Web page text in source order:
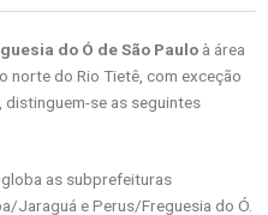
do Ó de São Paulo à área
norte do Rio Tietê, com exceção
se as seguintes
as subprefeituras
Jaraguá e Perus/Freguesia do Ó.